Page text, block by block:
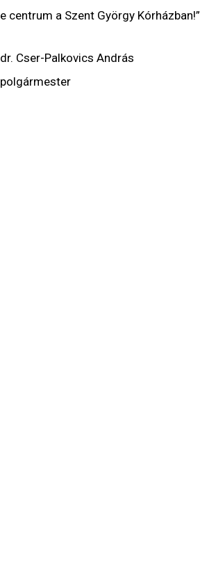
e centrum a Szent György Kórházban!”
dr. Cser-Palkovics András
polgármester